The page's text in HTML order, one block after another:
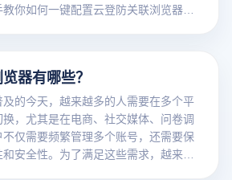
你如何一键配置云登防关联浏览器，
器有哪些？
的今天，越来越多的人需要在多个平
，尤其是在电商、社交媒体、问卷调
仅需要频繁管理多个账号，还需要保
安全性。为了满足这些需求，越来越